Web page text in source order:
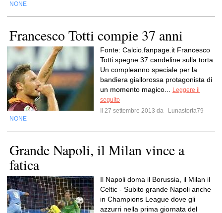
NONE
Francesco Totti compie 37 anni
Fonte: Calcio.fanpage.it Francesco
Totti spegne 37 candeline sulla torta.
Un compleanno speciale per la
bandiera giallorossa protagonista di
un momento magico...
Leggere il
seguito
Il 27 settembre 2013 da
Lunastorta79
NONE
Grande Napoli, il Milan vince a
fatica
Il Napoli doma il Borussia, il Milan il
Celtic - Subito grande Napoli anche
in Champions League dove gli
azzurri nella prima giornata del